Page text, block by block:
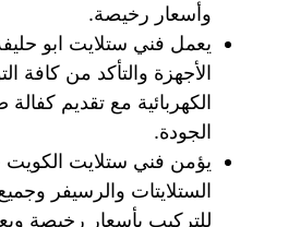
وأسعار رخيصة.
يعمل فني ستلايت ابو
الأجهزة والتأكد من كافة
الكهربائية مع تقديم
الجودة.
يؤمن فني ستلايت
الستلايتات والرسيفر
للتركيب بأسعار رخيصة